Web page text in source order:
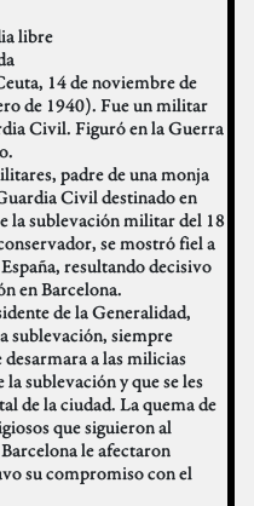
libre
14 de noviembre de
de 1940). Fue un militar
Civil. Figuró en la Guerra
padre de una monja
Civil destinado en
la sublevación militar del 18
se mostró fiel a
resultando decisivo
en Barcelona.
de la Generalidad,
sublevación, siempre
a las milicias
sublevación y que se les
de la ciudad. La quema de
que siguieron al
le afectaron
su compromiso con el